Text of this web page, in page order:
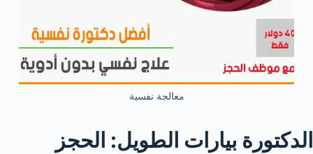
معالجة نفسية
الدكتورة بيارات الطويل: الحجز